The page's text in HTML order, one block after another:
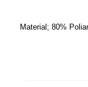
Material; 80%